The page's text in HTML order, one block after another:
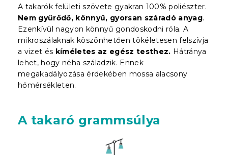
A takarók felületi szövete gyakran 100% poliészter.
Nem gyűrődő, könnyű, gyorsan száradó anyag.
Ezenkívül nagyon könnyű gondoskodni róla. A
mikroszálaknak köszönhetően tökéletesen felszívja
a vizet és kíméletes az egész testhez. Hátránya
lehet, hogy néha száladzik. Ennek
megakadályozása érdekében mossa alacsony
hőmérsékleten.
A takaró grammsúlya